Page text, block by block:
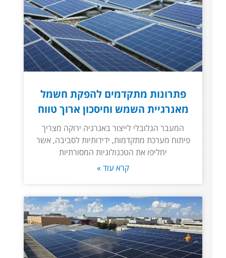
פתרונות מתקדמים להפקת חשמל
מאנרגיית השמש וחיסכון ארוך טווח
המעבר הגלובלי לייצור באנרגיה ירוקה מצריך
פיתוח מערכת מתקדמות, ידידותיות לסביבה, אשר
יחליפו את הטכנולוגיות המסורתיות
קרא עוד »